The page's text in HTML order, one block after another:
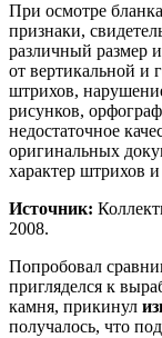
При осмотре
признаки,
различный размер
от вертикальной и
штрихов,
рисунков,
недостаточное
оригинальных
характер штрихов
Источник:
2008.
Попробовал
пригляделся к
камня, прикинул
получалось, что